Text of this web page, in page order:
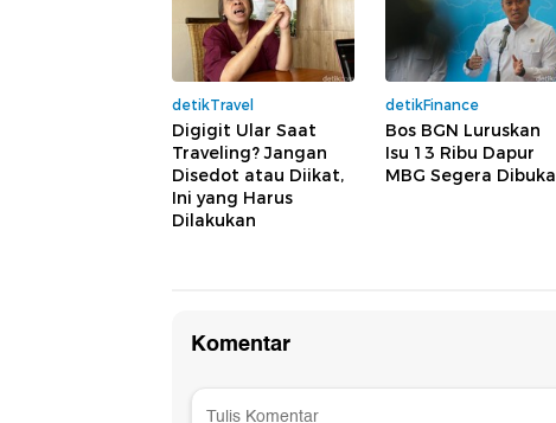
detikTravel
Digigit Ular Saat
Traveling? Jangan
Disedot atau Diikat,
Ini yang Harus
Dilakukan
detikFinance
Bos BGN Luruskan
Isu 13 Ribu Dapur
MBG Segera Dibuka